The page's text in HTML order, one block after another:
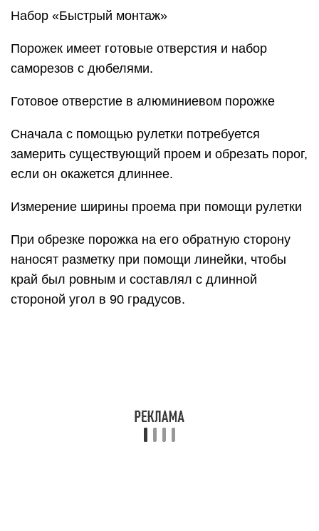
Набор «Быстрый монтаж»
Порожек имеет готовые отверстия и набор
саморезов с дюбелями.
Готовое отверстие в алюминиевом порожке
Сначала с помощью рулетки потребуется
замерить существующий проем и обрезать порог,
если он окажется длиннее.
Измерение ширины проема при помощи рулетки
При обрезке порожка на его обратную сторону
наносят разметку при помощи линейки, чтобы
край был ровным и составлял с длинной
стороной угол в 90 градусов.